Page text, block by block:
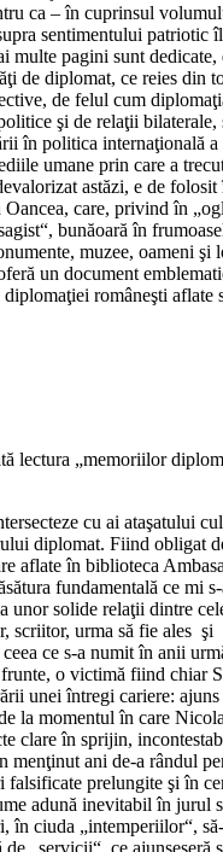
ca – în cuprinsul
sentimentului
multe pagini sunt
de diplomat, ce reies
de felul cum
şi de relaţii
în politica
umane prin care a
astăzi, e de
care, privind în
bunăoară în
muzee, oameni
un document
româneşti
lectura „memoriilor
cu ai ataşatului
diplomat. Fiind obligat
aflate în biblioteca
fundamentală ce mi
unor solide relaţii dintre
scriitor, urma să fie
ce s-a numit în anii
o victimă fiind chiar
unei întregi cariere:
la momentul în care
clare în sprijin,
menţinut ani de-a rândul
prelungite şi în
adună inevitabil în
ciuda „intemperiilor“,